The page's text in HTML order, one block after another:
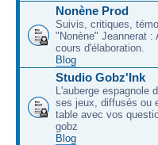
Nonène Prod
Suivis, critiques,
"Nonène" Jeannerat :
cours d'élaboration.
Blog
Studio Gobz'Ink
L'auberge espagnole
ses jeux, diffusés ou
table avec vos
gobz
Blog